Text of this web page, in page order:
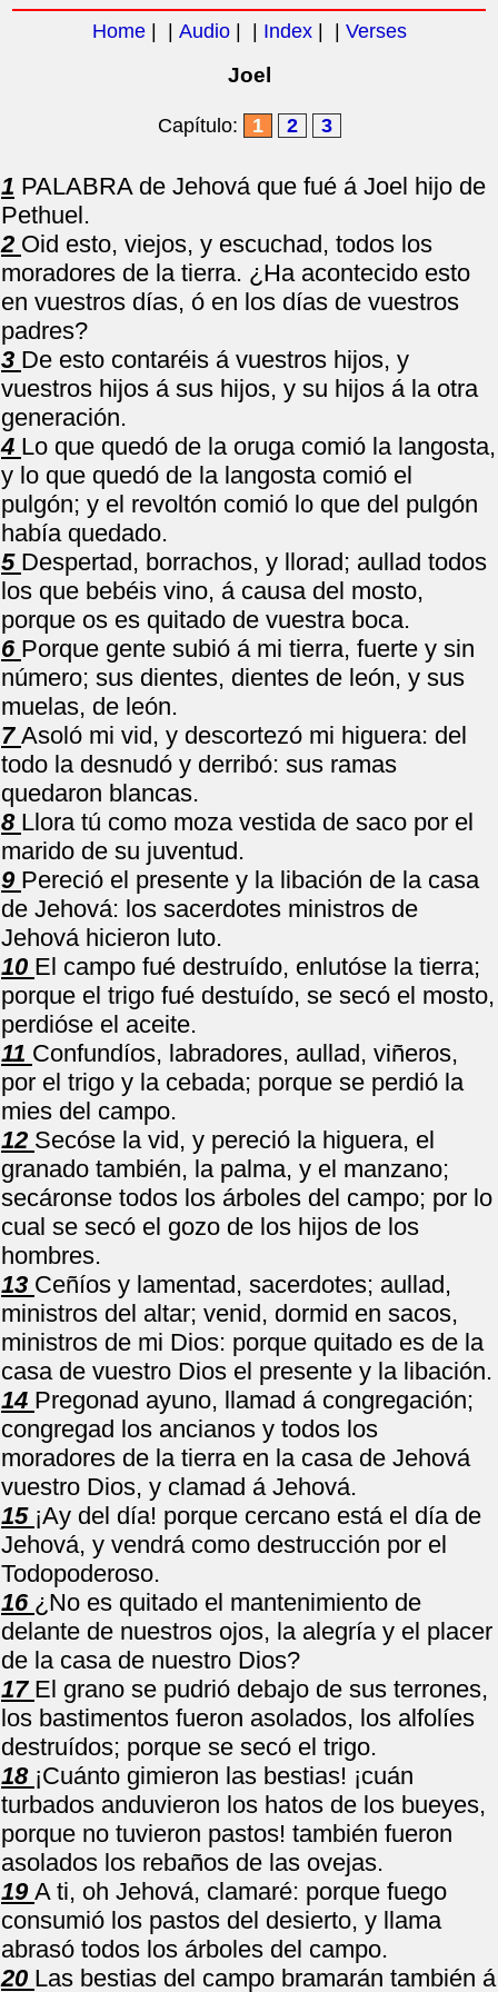
Home| | Audio| | Index| | Verses
Joel
Capítulo: 1 2 3
1 PALABRA de Jehová que fué á Joel hijo de
Pethuel.
2 Oid esto, viejos, y escuchad, todos los
moradores de la tierra. ¿Ha acontecido esto
en vuestros días, ó en los días de vuestros
padres?
3 De esto contaréis á vuestros hijos, y
vuestros hijos á sus hijos, y su hijos á la otra
generación.
4 Lo que quedó de la oruga comió la langosta,
y lo que quedó de la langosta comió el
pulgón; y el revoltón comió lo que del pulgón
había quedado.
5 Despertad, borrachos, y llorad; aullad todos
los que bebéis vino, á causa del mosto,
porque os es quitado de vuestra boca.
6 Porque gente subió á mi tierra, fuerte y sin
número; sus dientes, dientes de león, y sus
muelas, de león.
7 Asoló mi vid, y descortezó mi higuera: del
todo la desnudó y derribó: sus ramas
quedaron blancas.
8 Llora tú como moza vestida de saco por el
marido de su juventud.
9 Pereció el presente y la libación de la casa
de Jehová: los sacerdotes ministros de
Jehová hicieron luto.
10 El campo fué destruído, enlutóse la tierra;
porque el trigo fué destuído, se secó el mosto,
perdióse el aceite.
11 Confundíos, labradores, aullad, viñeros,
por el trigo y la cebada; porque se perdió la
mies del campo.
12 Secóse la vid, y pereció la higuera, el
granado también, la palma, y el manzano;
secáronse todos los árboles del campo; por lo
cual se secó el gozo de los hijos de los
hombres.
13 Ceñíos y lamentad, sacerdotes; aullad,
ministros del altar; venid, dormid en sacos,
ministros de mi Dios: porque quitado es de la
casa de vuestro Dios el presente y la libación.
14 Pregonad ayuno, llamad á congregación;
congregad los ancianos y todos los
moradores de la tierra en la casa de Jehová
vuestro Dios, y clamad á Jehová.
15 ¡Ay del día! porque cercano está el día de
Jehová, y vendrá como destrucción por el
Todopoderoso.
16 ¿No es quitado el mantenimiento de
delante de nuestros ojos, la alegría y el placer
de la casa de nuestro Dios?
17 El grano se pudrió debajo de sus terrones,
los bastimentos fueron asolados, los alfolíes
destruídos; porque se secó el trigo.
18 ¡Cuánto gimieron las bestias! ¡cuán
turbados anduvieron los hatos de los bueyes,
porque no tuvieron pastos! también fueron
asolados los rebaños de las ovejas.
19 A ti, oh Jehová, clamaré: porque fuego
consumió los pastos del desierto, y llama
abrasó todos los árboles del campo.
20 Las bestias del campo bramarán también á